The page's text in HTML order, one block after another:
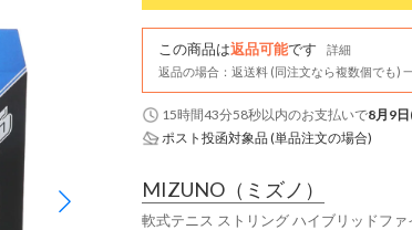
この商品は返品可能です
詳細
返品の場合：返送料 (同注文なら複数個でも)
15時間43分57秒以内のお支払いで8月9
ポスト投函対象品 (単品注文の場合)
MIZUNO （ミズノ）
軟式テニス ストリング ハイブリッドフ